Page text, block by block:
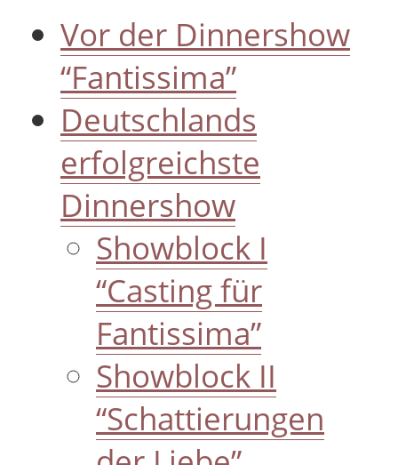
Vor der Dinnershow
“Fantissima”
Deutschlands
erfolgreichste
Dinnershow
Showblock I
“Casting für
Fantissima”
Showblock II
“Schattierungen